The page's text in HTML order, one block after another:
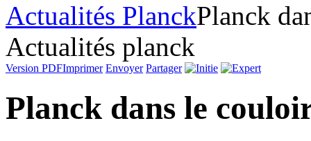
Actualités PlanckPlanck
Actualités planck
Version PDFImprimer Envoyer Partager
Planck dans le